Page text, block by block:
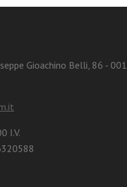
Gioachino Belli, 86 -
I.V.